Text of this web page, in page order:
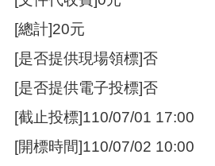
[總計]20元
[是否提供現場領標]否
[是否提供電子投標]否
[截止投標]110/07/01 17:00
[開標時間]110/07/02 10:00